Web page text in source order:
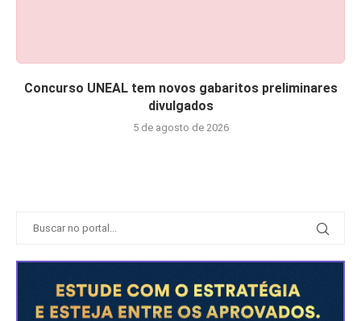
Concurso UNEAL tem novos gabaritos preliminares
divulgados
5 de agosto de 2026